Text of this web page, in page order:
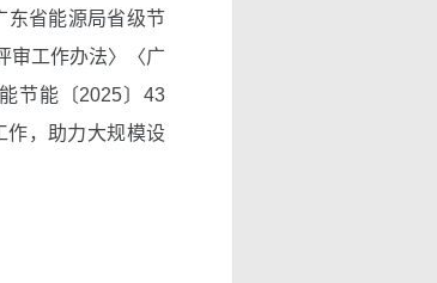
东省能源局省级节
审工作办法〉〈广
节能〔2025〕43
作，助力大规模设